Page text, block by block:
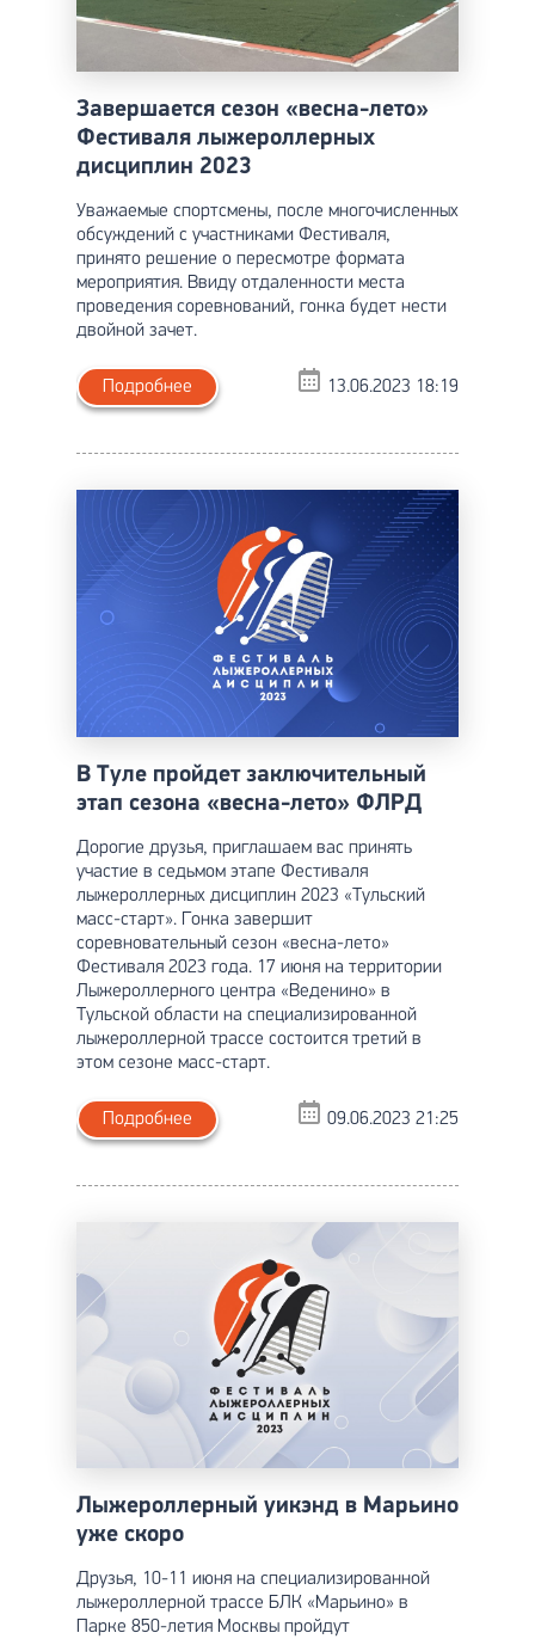
Завершается сезон «весна-лето»
Фестиваля лыжероллерных
дисциплин 2023
Уважаемые спортсмены, после многочисленных
обсуждений с участниками Фестиваля,
принято решение о пересмотре формата
мероприятия. Ввиду отдаленности места
проведения соревнований, гонка будет нести
двойной зачет.
Подробнее 13.06.2023 18:19
В Туле пройдет заключительный
этап сезона «весна-лето» ФЛРД
Дорогие друзья, приглашаем вас принять
участие в седьмом этапе Фестиваля
лыжероллерных дисциплин 2023 «Тульский
масс-старт». Гонка завершит
соревновательный сезон «весна-лето»
Фестиваля 2023 года. 17 июня на территории
Лыжероллерного центра «Веденино» в
Тульской области на специализированной
лыжероллерной трассе состоится третий в
этом сезоне масс-старт.
Подробнее 09.06.2023 21:25
Лыжероллерный уикэнд в Марьино
уже скоро
Друзья, 10-11 июня на специализированной
лыжероллерной трассе БЛК «Марьино» в
Парке 850-летия Москвы пройдут